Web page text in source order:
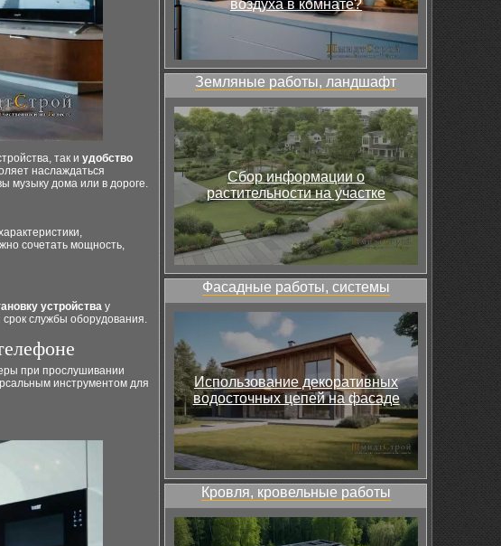
так и удобство
наслаждаться
музыку дома или в дороге.
сочетать мощность,
устройства у
службы оборудования.
при прослушивании
инструментом для
воздуха в комнате?
Земляные работы, ландшафт
Сбор информации о
растительности на участке
Фасадные работы, системы
Использование декоративных
водосточных цепей на фасаде
Кровля, кровельные работы